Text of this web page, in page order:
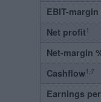
EBIT-margin
Net profit 1
Net-margin
Cashflow1,7
Earnings